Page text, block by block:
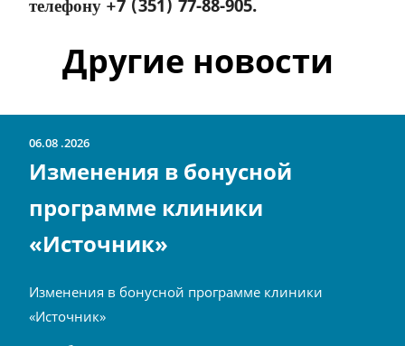
телефону +7 (351) 77-88-905.
Другие новости
06.08 2026
Изменения в бонусной
программе клиники
«Источник»
Изменения в бонусной программе клиники
«Источник»